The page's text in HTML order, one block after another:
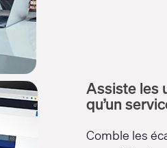
Assiste les
qu’un
Comble les